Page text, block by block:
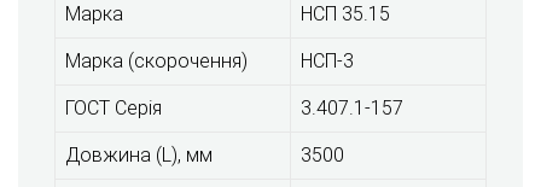
Марка НCП 35.15
Марка (скорочення) НCП-3
ГОСТ Серія 3.407.1-157
Довжина (L), мм 3500